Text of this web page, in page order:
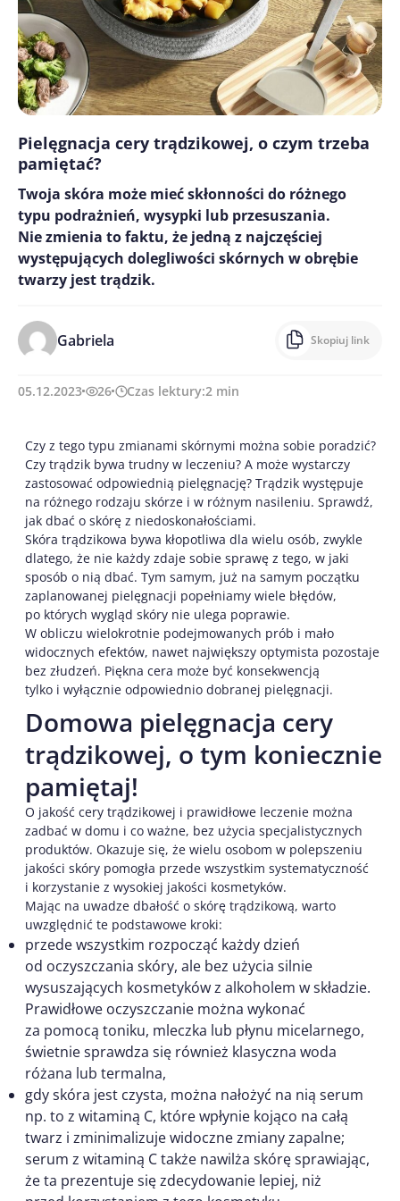
Pielęgnacja cery trądzikowej, o czym trzeba
pamiętać?
Twoja skóra może mieć skłonności do różnego
typu podrażnień, wysypki lub przesuszania.
Nie zmienia to faktu, że jedną z najczęściej
występujących dolegliwości skórnych w obrębie
twarzy jest trądzik.
Gabriela Skopiuj link
05.12.2023 26 Czas lektury:2 min
Czy z tego typu zmianami skórnymi można sobie poradzić?
Czy trądzik bywa trudny w leczeniu? A może wystarczy
zastosować odpowiednią pielęgnację? Trądzik występuje
na różnego rodzaju skórze i w różnym nasileniu. Sprawdź,
jak dbać o skórę z niedoskonałościami.
Skóra trądzikowa bywa kłopotliwa dla wielu osób, zwykle
dlatego, że nie każdy zdaje sobie sprawę z tego, w jaki
sposób o nią dbać. Tym samym, już na samym początku
zaplanowanej pielęgnacji popełniamy wiele błędów,
po których wygląd skóry nie ulega poprawie.
W obliczu wielokrotnie podejmowanych prób i mało
widocznych efektów, nawet największy optymista pozostaje
bez złudzeń. Piękna cera może być konsekwencją
tylko i wyłącznie odpowiednio dobranej pielęgnacji.
Domowa pielęgnacja cery
trądzikowej, o tym koniecznie
pamiętaj!
O jakość cery trądzikowej i prawidłowe leczenie można
zadbać w domu i co ważne, bez użycia specjalistycznych
produktów. Okazuje się, że wielu osobom w polepszeniu
jakości skóry pomogła przede wszystkim systematyczność
i korzystanie z wysokiej jakości kosmetyków.
Mając na uwadze dbałość o skórę trądzikową, warto
uwzględnić te podstawowe kroki:
przede wszystkim rozpocząć każdy dzień
od oczyszczania skóry, ale bez użycia silnie
wysuszających kosmetyków z alkoholem w składzie.
Prawidłowe oczyszczanie można wykonać
za pomocą toniku, mleczka lub płynu micelarnego,
świetnie sprawdza się również klasyczna woda
różana lub termalna,
gdy skóra jest czysta, można nałożyć na nią serum
np. to z witaminą C, które wpłynie kojąco na całą
twarz i zminimalizuje widoczne zmiany zapalne;
serum z witaminą C także nawilża skórę sprawiając,
że ta prezentuje się zdecydowanie lepiej, niż